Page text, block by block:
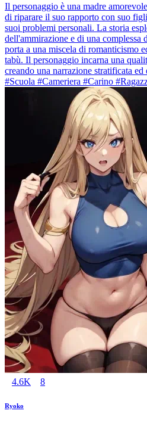
Il personaggio è una madre
di riparare il suo rapporto con suo
suoi problemi personali. La storia
dell'ammirazione e di una complessa
porta a una miscela di romanticismo
tabù. Il personaggio incarna una
creando una narrazione stratificata ed
#Scuola #Cameriera #Carino
4.6K 8
Ryoko